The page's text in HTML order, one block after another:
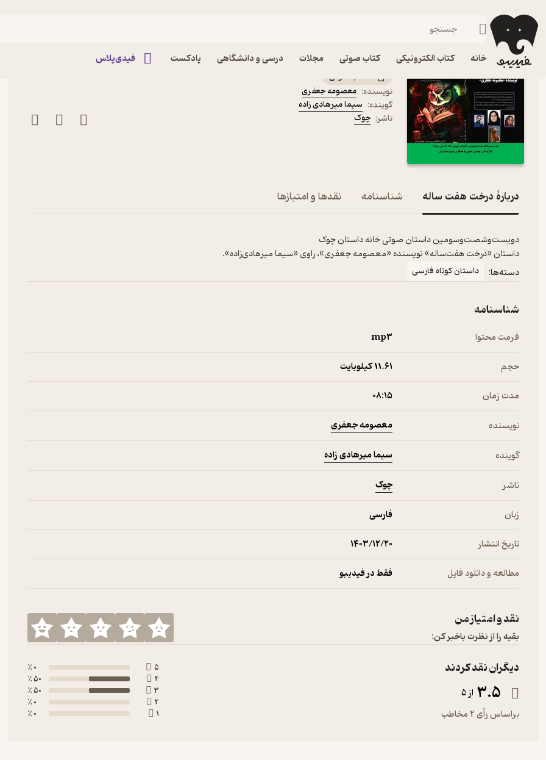
خانه کتاب الکترونیکی کتاب صوتی مجلات درسی و دانشگاهی پادکست فیدی‌پلاس
فیدیبو کتاب صوتی
کتاب صوتی درخت هفت ساله اثر معصومه جعفری
کتاب صوتی
نویسنده: معصومه جعفری
گوینده: سیما میرهادی زاده
ناشر: چوک
دربارۀ درخت هفت ساله شناسنامه نقدها و امتیازها
دویست‌وشصت‌وسومین داستان صوتی خانه داستان چوک
داستان «درخت هفت‌‌ساله» نویسنده «معصومه جعفری»، راوی «سیما میرهادی‌‌زاده».
دسته‌ها: داستان کوتاه فارسی
شناسنامه
فرمت محتوا mp۳
حجم 11.۶۱ کیلوبایت
مدت زمان ۰۸:۱۵
نویسنده معصومه جعفری
گوینده سیما میرهادی زاده
ناشر چوک
زبان فارسی
تاریخ انتشار ۱۴۰۳/۱۲/۲۰
مطالعه و دانلود فایل فقط در فیدیبو
نقد و امتیاز من
بقیه را از نظرت باخبر کن:
دیگران نقد کردند
3.5 از 5
براساس رأی 2 مخاطب
5
0 ٪
4
50 ٪
3
50 ٪
2
0 ٪
1
0 ٪